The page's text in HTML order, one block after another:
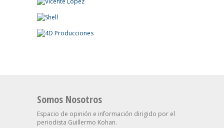
Somos Nosotros
Espacio de opinión e información dirigido por el
periodista Guillermo Kohan.